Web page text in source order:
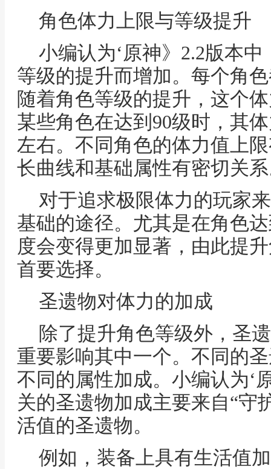
角色体力上限与等级提升
小编认为‘原神》2.2版本
等级的提升而增加。每个角
随着角色等级的提升，这个
某些角色在达到90级时，其
左右。不同角色的体力值上
长曲线和基础属性有密切关
对于追求极限体力的玩家
基础的途径。尤其是在角色
度会变得更加显著，由此提
首要选择。
圣遗物对体力的加成
除了提升角色等级外，圣
重要影响其中一个。不同的
不同的属性加成。小编认为‘
关的圣遗物加成主要来自“守
活值的圣遗物。
例如，装备上具有生活值